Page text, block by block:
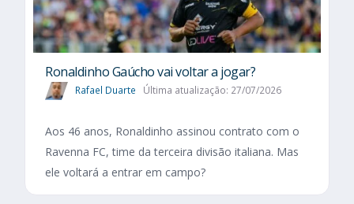
Ronaldinho Gaúcho vai voltar a jogar?
Rafael Duarte Última atualização: 27/07/2026
Aos 46 anos, Ronaldinho assinou contrato com o
Ravenna FC, time da terceira divisão italiana. Mas
ele voltará a entrar em campo?